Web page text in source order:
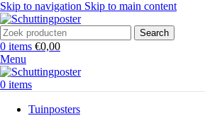
Skip to navigation Skip to main content
Search
0 items €0,00
Menu
0 items
Tuinposters